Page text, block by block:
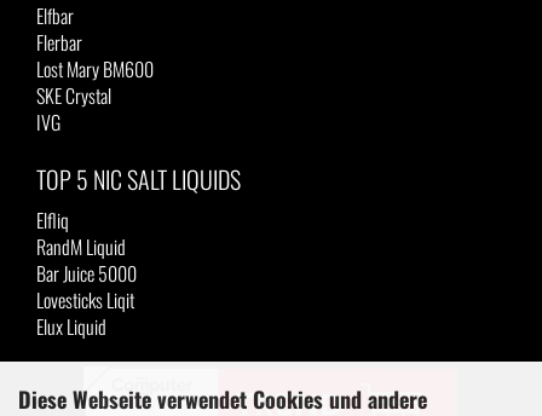
Diese Webseite verwendet Cookies und andere
Elfbar
Flerbar
Lost Mary BM600
SKE Crystal
IVG
TOP 5 NIC SALT LIQUIDS
Elfliq
RandM Liquid
Bar Juice 5000
Lovesticks Liqit
Elux Liquid